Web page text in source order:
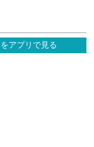
アプリで見る